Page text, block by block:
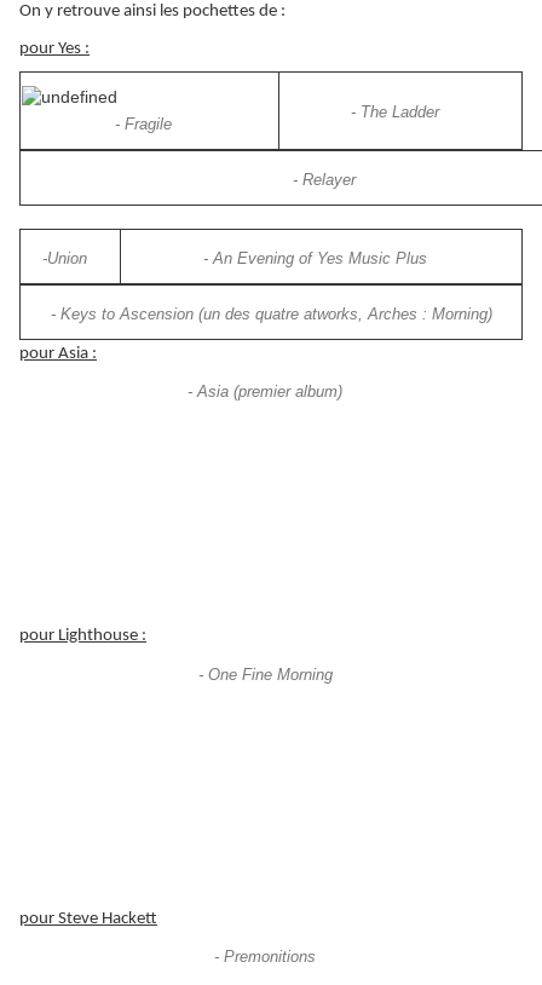
On y retrouve ainsi les pochettes de :
pour Yes :
- Fragile
- The Ladder
- Relayer
-Union - An Evening of Yes Music Plus
- Keys to Ascension (un des quatre atworks, Arches : Morning)
pour Asia :
- Asia (premier album)
pour Lighthouse :
- One Fine Morning
pour Steve Hackett
- Premonitions